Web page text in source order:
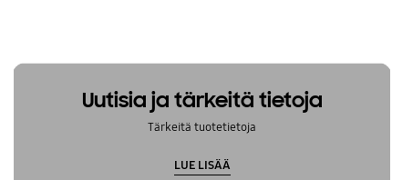
Uutisia ja tärkeitä tietoja
Tärkeitä tuotetietoja
LUE LISÄÄ